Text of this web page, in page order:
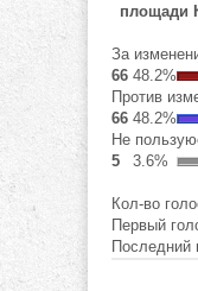
площади
За
66 48.2%
Против
66 48.2%
Не
5
3.6%
Кол-во
Первый
Последний